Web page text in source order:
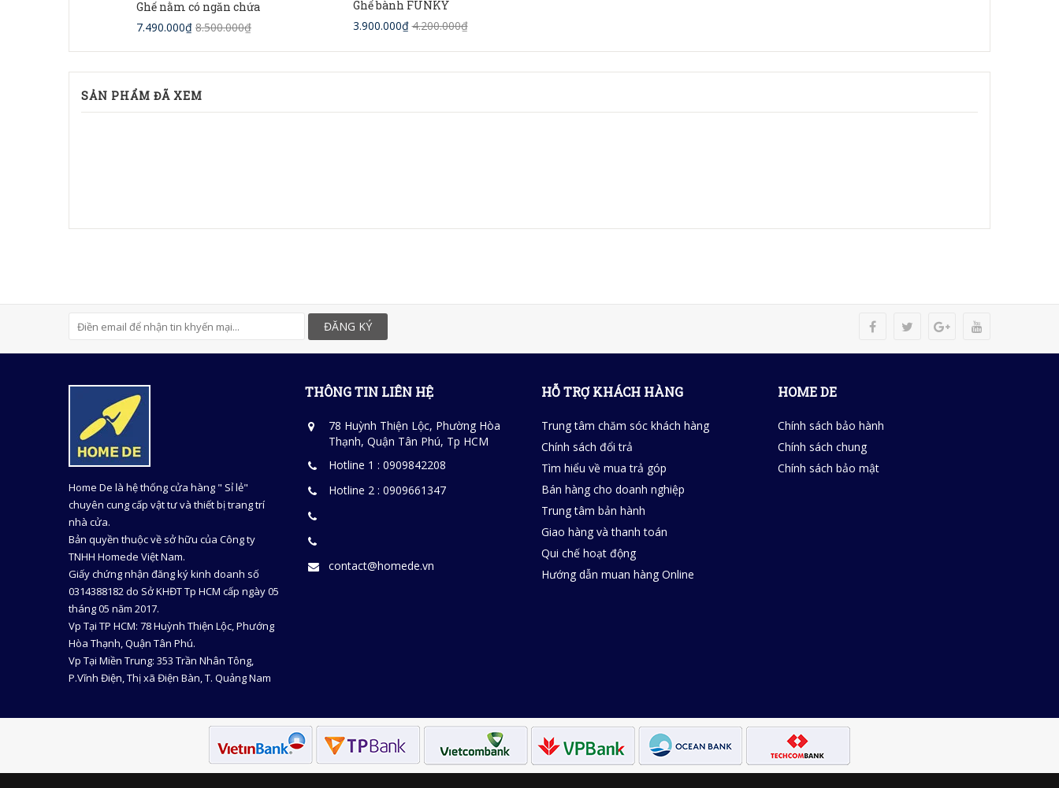
Ghế nằm có ngăn chứa
7.490.000₫ 8.500.000₫
Ghế bành FUNKY
3.900.000₫ 4.200.000₫
SẢN PHẨM ĐÃ XEM
ĐĂNG KÝ
Home De là hệ thống cửa hàng " Sỉ lẻ"
chuyên cung cấp vật tư và thiết bị trang trí
nhà cửa.
Bản quyền thuộc về sở hữu của Công ty
TNHH Homede Việt Nam.
Giấy chứng nhận đăng ký kinh doanh số
0314388182 do Sở KHĐT Tp HCM cấp ngày 05
tháng 05 năm 2017.
Vp Tại TP HCM: 78 Huỳnh Thiện Lộc, Phướng
Hòa Thạnh, Quận Tân Phú.
Vp Tại Miền Trung: 353 Trần Nhân Tông,
P.Vĩnh Điện, Thị xã Điện Bàn, T. Quảng Nam
THÔNG TIN LIÊN HỆ
78 Huỳnh Thiện Lộc, Phường Hòa
Thạnh, Quận Tân Phú, Tp HCM
Hotline 1 : 0909842208
Hotline 2 : 0909661347
contact@homede.vn
HỖ TRỢ KHÁCH HÀNG
Trung tâm chăm sóc khách hàng
Chính sách đổi trả
Tìm hiểu về mua trả góp
Bán hàng cho doanh nghiệp
Trung tâm bản hành
Giao hàng và thanh toán
Qui chế hoạt động
Hướng dẫn muan hàng Online
HOME DE
Chính sách bảo hành
Chính sách chung
Chính sách bảo mật